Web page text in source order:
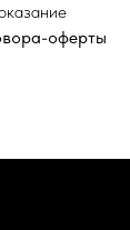
оферты